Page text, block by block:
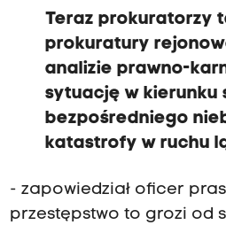
Teraz prokuratorzy
prokuratury
analizie prawno-
sytuację w kierunku
bezpośredniego
katastrofy w ruchu
- zapowiedział oficer
przestępstwo to grozi od